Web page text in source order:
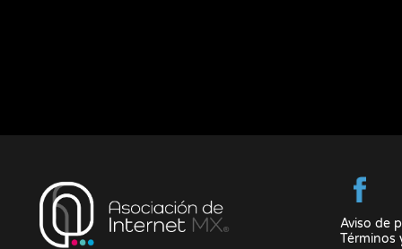
Aviso de
Términos